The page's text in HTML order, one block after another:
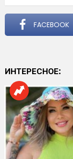
FACEBOOK
ИНТЕРЕСНОЕ: